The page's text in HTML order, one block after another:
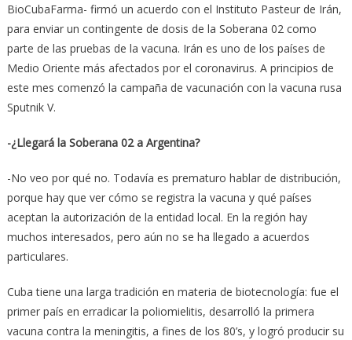
BioCubaFarma- firmó un acuerdo con el Instituto Pasteur de Irán,
para enviar un contingente de dosis de la Soberana 02 como
parte de las pruebas de la vacuna. Irán es uno de los países de
Medio Oriente más afectados por el coronavirus. A principios de
este mes comenzó la campaña de vacunación con la vacuna rusa
Sputnik V.
-¿Llegará la Soberana 02 a Argentina?
-No veo por qué no. Todavía es prematuro hablar de distribución,
porque hay que ver cómo se registra la vacuna y qué países
aceptan la autorización de la entidad local. En la región hay
muchos interesados, pero aún no se ha llegado a acuerdos
particulares.
Cuba tiene una larga tradición en materia de biotecnología: fue el
primer país en erradicar la poliomielitis, desarrolló la primera
vacuna contra la meningitis, a fines de los 80’s, y logró producir su